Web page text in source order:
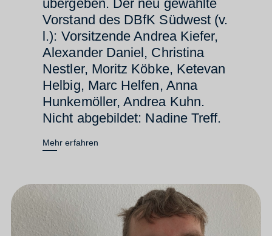
übergeben. Der neu gewählte
Vorstand des DBfK Südwest (v.
l.): Vorsitzende Andrea Kiefer,
Alexander Daniel, Christina
Nestler, Moritz Köbke, Ketevan
Helbig, Marc Helfen, Anna
Hunkemöller, Andrea Kuhn.
Nicht abgebildet: Nadine Treff.
Mehr erfahren